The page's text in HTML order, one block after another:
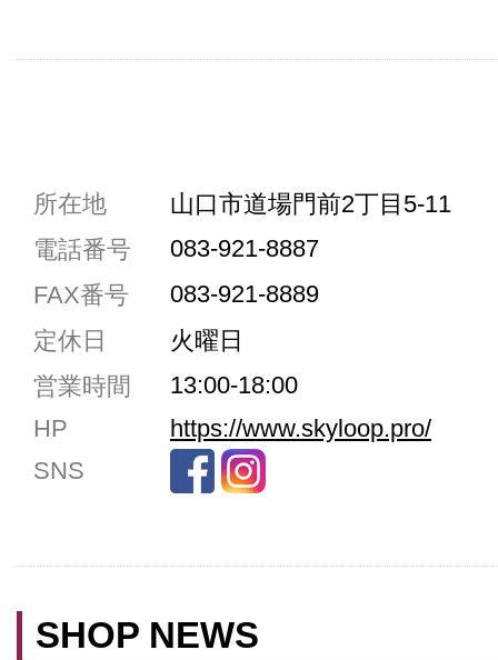
共通駐車券加盟店
共用トイレ
女性用トイレ
ベビールーム
禁煙
予約可
所在地
山口市道場門前2丁目5-11
電話番号
083-921-8887
FAX番号
083-921-8889
定休日
火曜日
営業時間
13:00-18:00
HP
https://www.skyloop.pro/
SNS
SHOP NEWS